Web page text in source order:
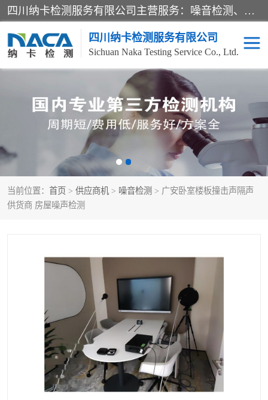
四川纳卡检测服务有限公司主营服务：噪音检测、灯光检测、防护网检测、磁性检测、无损检测、燃烧等级检测；本着严谨、规范的态度严格执行国家现行标准、规范及规程，奉行“科学公正、准确、持续改进、诚信服务”的企业价值和“科学、信誉、服务”的企业宗旨，竭诚为广大客户服务。
四川纳卡检测服务有限公司
Sichuan Naka Testing Service Co., Ltd.
当前位置： 首页 > 供应商机 > 噪音检测 > 广安卧室楼板撞击声隔声
供货商 房屋噪声检测
噪音检测 灯光检测
防护网检测 磁性检测
燃烧等级检测
可靠性检测 产品检测